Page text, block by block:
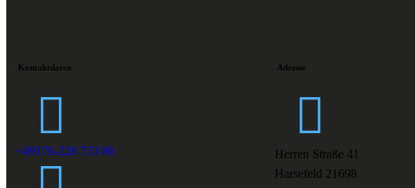
Kontaktdaten
+49176-228 733 86
Adresse
Herren Straße 41
Harsefeld 21698